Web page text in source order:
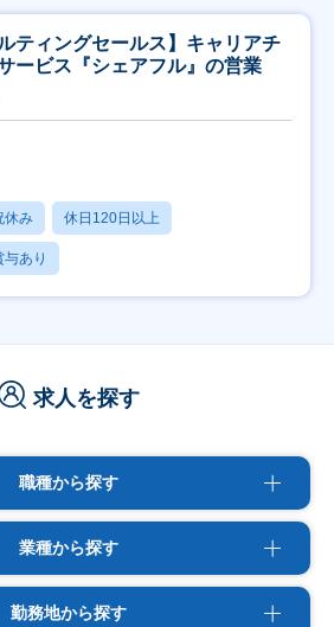
ィングセールス】キャリアチ
ービス『シェアフル』の営業
休み 休日120日以上
与あり
求人を探す
職種から探す
業種から探す
勤務地から探す